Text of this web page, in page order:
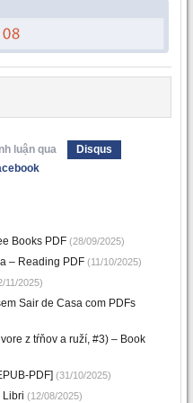
luận qua
Disqus
Books PDF (28/09/2025)
– Reading PDF (11/10/2025)
11/2025)
Sair de Casa com PDFs
z tŕňov a ruží, #3) – Book
PDF] (31/10/2025)
Libri (12/08/2025)